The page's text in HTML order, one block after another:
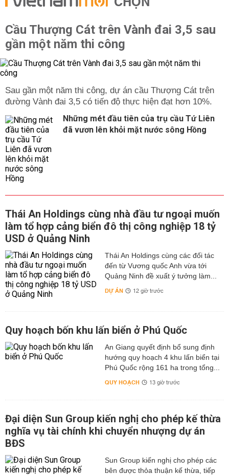
Cầu Thượng Cát trên Vành đai 3,5 sau
gần một năm thi công
Sau gần một năm thi công, dự án cầu Thượng Cát trên
đường Vành đai 3,5 có tiến độ thực hiện đạt hơn 10%.
Những mét đầu tiên của trụ cầu Tứ Liên
đã vươn lên khỏi mặt nước sông Hồng
Thái An Holdings cùng nhà đầu tư ngoại muốn
làm tổ hợp cảng biển đô thị công nghiệp 18 tỷ
USD ở Quảng Ninh
Thái An Holdings cùng các đối tác
đến từ Vương quốc Anh vừa tới
Quảng Ninh đề xuất ý tưởng làm...
DỰ ÁN 12 giờ trước
Quy hoạch bốn khu lấn biển ở Phú Quốc
An Giang quyết định bổ sung định
hướng quy hoạch 4 khu lấn biển tại
Phú Quốc rộng 161 ha trong tổng...
QUY HOẠCH 13 giờ trước
Đại diện Sun Group kiến nghị cho phép kế thừa
nghĩa vụ tài chính khi chuyển nhượng dự án
BĐS
Sun Group kiến nghị cho phép các
bên được thỏa thuận kế thừa, tiếp